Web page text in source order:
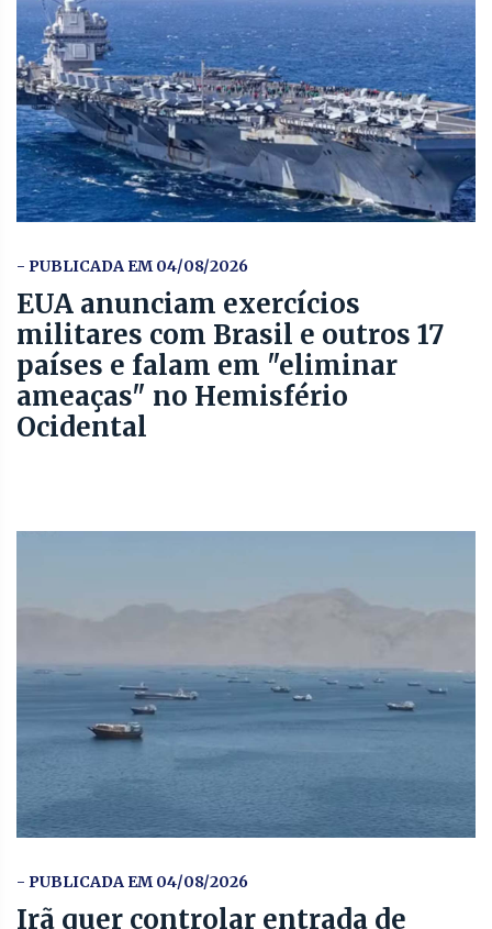
- PUBLICADA EM 04/08/2026
EUA anunciam exercícios
militares com Brasil e outros 17
países e falam em "eliminar
ameaças" no Hemisfério
Ocidental
- PUBLICADA EM 04/08/2026
Irã quer controlar entrada de